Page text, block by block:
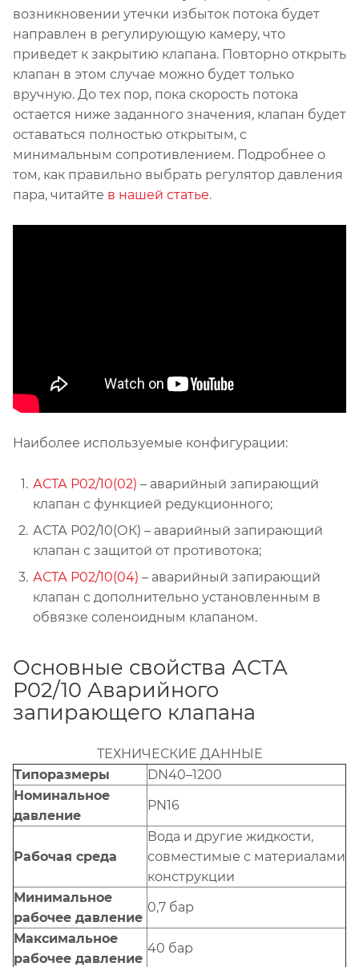
возникновении утечки избыток потока будет
направлен в регулирующую камеру, что
приведет к закрытию клапана. Повторно открыть
клапан в этом случае можно будет только
вручную. До тех пор, пока скорость потока
остается ниже заданного значения, клапан будет
оставаться полностью открытым, с
минимальным сопротивлением. Подробнее о
том, как правильно выбрать регулятор давления
пара, читайте в нашей статье.
Наиболее используемые конфигурации:
АСТА Р02/10(02) – аварийный запирающий
клапан с функцией редукционного;
АСТА Р02/10(ОК) – аварийный запирающий
клапан с защитой от противотока;
АСТА Р02/10(04) – аварийный запирающий
клапан с дополнительно установленным в
обвязке соленоидным клапаном.
Основные свойства АСТА
Р02/10 Аварийного
запирающего клапана
ТЕХНИЧЕСКИЕ ДАННЫЕ
Типоразмеры
DN40–1200
Номинальное
давление
PN16
Рабочая среда
Вода и другие жидкости,
совместимые с материалами
конструкции
Минимальное
рабочее давление
0,7 бар
Максимальное
рабочее давление
40 бар